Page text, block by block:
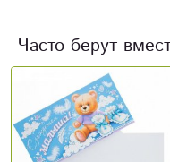
Часто берут